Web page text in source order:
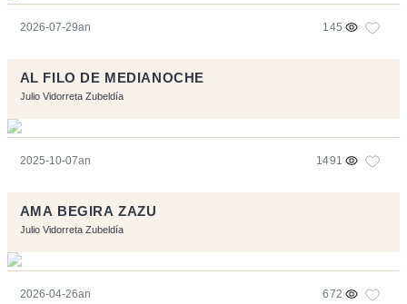
2026-07-29an 145
AL FILO DE MEDIANOCHE
Julio Vidorreta Zubeldía
2025-10-07an 1491
AMA BEGIRA ZAZU
Julio Vidorreta Zubeldía
2026-04-26an 672